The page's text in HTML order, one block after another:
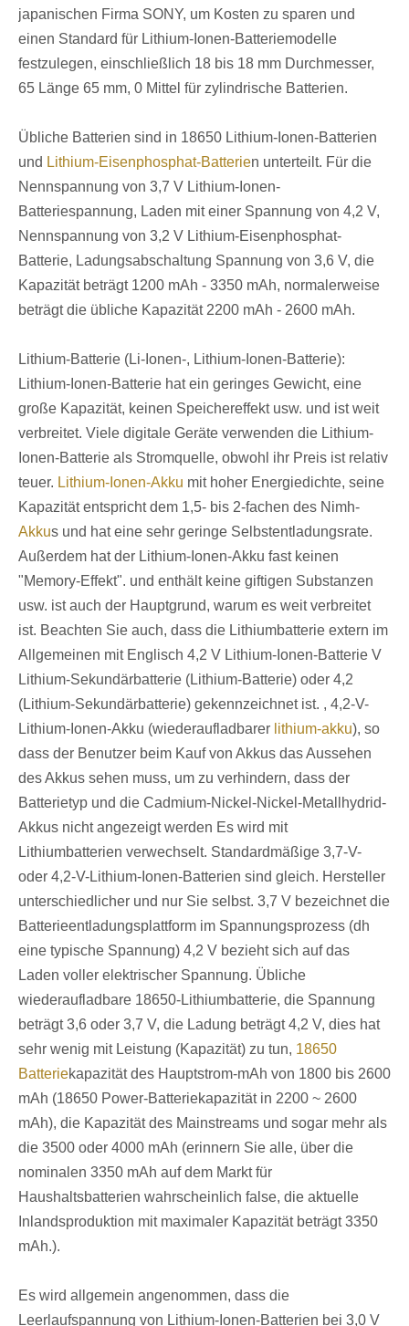
japanischen Firma SONY, um Kosten zu sparen und
einen Standard für Lithium-Ionen-Batteriemodelle
festzulegen, einschließlich 18 bis 18 mm Durchmesser,
65 Länge 65 mm, 0 Mittel für zylindrische Batterien.
Übliche Batterien sind in 18650 Lithium-Ionen-Batterien
und Lithium-Eisenphosphat-Batterien unterteilt. Für die
Nennspannung von 3,7 V Lithium-Ionen-
Batteriespannung, Laden mit einer Spannung von 4,2 V,
Nennspannung von 3,2 V Lithium-Eisenphosphat-
Batterie, Ladungsabschaltung Spannung von 3,6 V, die
Kapazität beträgt 1200 mAh - 3350 mAh, normalerweise
beträgt die übliche Kapazität 2200 mAh - 2600 mAh.
Lithium-Batterie (Li-Ionen-, Lithium-Ionen-Batterie):
Lithium-Ionen-Batterie hat ein geringes Gewicht, eine
große Kapazität, keinen Speichereffekt usw. und ist weit
verbreitet. Viele digitale Geräte verwenden die Lithium-
Ionen-Batterie als Stromquelle, obwohl ihr Preis ist relativ
teuer. Lithium-Ionen-Akku mit hoher Energiedichte, seine
Kapazität entspricht dem 1,5- bis 2-fachen des Nimh-
Akkus und hat eine sehr geringe Selbstentladungsrate.
Außerdem hat der Lithium-Ionen-Akku fast keinen
"Memory-Effekt". und enthält keine giftigen Substanzen
usw. ist auch der Hauptgrund, warum es weit verbreitet
ist. Beachten Sie auch, dass die Lithiumbatterie extern im
Allgemeinen mit Englisch 4,2 V Lithium-Ionen-Batterie V
Lithium-Sekundärbatterie (Lithium-Batterie) oder 4,2
(Lithium-Sekundärbatterie) gekennzeichnet ist. , 4,2-V-
Lithium-Ionen-Akku (wiederaufladbarer lithium-akku), so
dass der Benutzer beim Kauf von Akkus das Aussehen
des Akkus sehen muss, um zu verhindern, dass der
Batterietyp und die Cadmium-Nickel-Nickel-Metallhydrid-
Akkus nicht angezeigt werden Es wird mit
Lithiumbatterien verwechselt. Standardmäßige 3,7-V-
oder 4,2-V-Lithium-Ionen-Batterien sind gleich. Hersteller
unterschiedlicher und nur Sie selbst. 3,7 V bezeichnet die
Batterieentladungsplattform im Spannungsprozess (dh
eine typische Spannung) 4,2 V bezieht sich auf das
Laden voller elektrischer Spannung. Übliche
wiederaufladbare 18650-Lithiumbatterie, die Spannung
beträgt 3,6 oder 3,7 V, die Ladung beträgt 4,2 V, dies hat
sehr wenig mit Leistung (Kapazität) zu tun, 18650
Batteriekapazität des Hauptstrom-mAh von 1800 bis 2600
mAh (18650 Power-Batteriekapazität in 2200 ~ 2600
mAh), die Kapazität des Mainstreams und sogar mehr als
die 3500 oder 4000 mAh (erinnern Sie alle, über die
nominalen 3350 mAh auf dem Markt für
Haushaltsbatterien wahrscheinlich false, die aktuelle
Inlandsproduktion mit maximaler Kapazität beträgt 3350
mAh.).
Es wird allgemein angenommen, dass die
Leerlaufspannung von Lithium-Ionen-Batterien bei 3,0 V